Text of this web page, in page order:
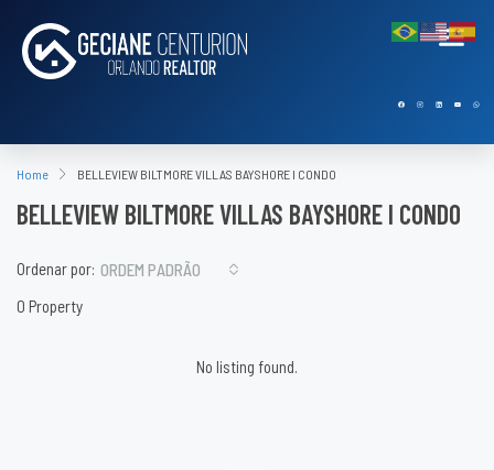
Home BELLEVIEW BILTMORE VILLAS BAYSHORE I CONDO
BELLEVIEW BILTMORE VILLAS BAYSHORE I CONDO
0 Property
Ordenar por: ORDEM PADRÃO
No listing found.